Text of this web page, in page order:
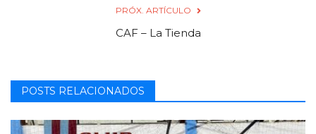
PRÓX. ARTÍCULO
CAF – La Tienda
POSTS RELACIONADOS